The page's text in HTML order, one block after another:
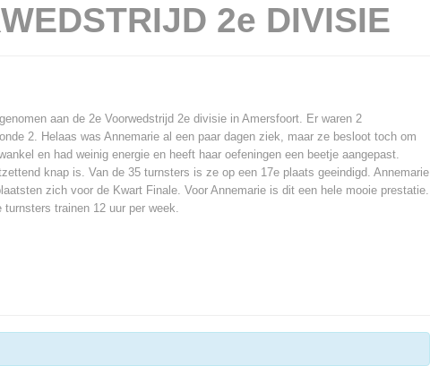
2e DIVISIE
aan de 2e Voorwedstrijd 2e divisie in Amersfoort. Er waren 2
2. Helaas was Annemarie al een paar dagen ziek, maar ze besloot toch om
en had weinig energie en heeft haar oefeningen een beetje aangepast.
knap is. Van de 35 turnsters is ze op een 17e plaats geeindigd. Annemarie
zich voor de Kwart Finale. Voor Annemarie is dit een hele mooie prestatie.
trainen 12 uur per week.